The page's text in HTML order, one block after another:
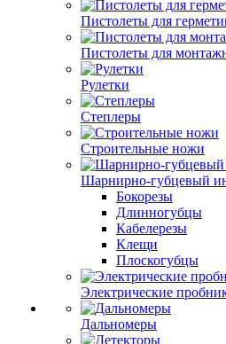
Пистолеты для
Пистолеты для
Рулетки
Степлеры
Строительные ножи
Шарнирно-губцевый
Бокорезы
Длинногубцы
Кабелерезы
Клещи
Плоскогубцы
Электрические
Дальномеры